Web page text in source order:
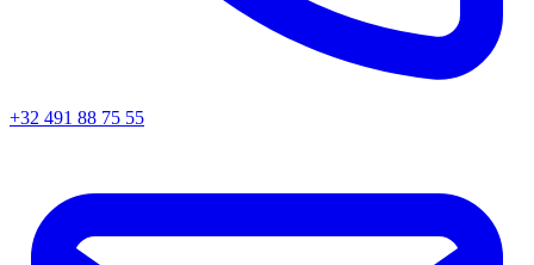
+32 491 88 75 55